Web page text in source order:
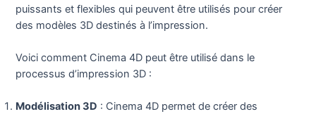
puissants et flexibles qui peuvent être utilisés pour créer
des modèles 3D destinés à l’impression.
Voici comment Cinema 4D peut être utilisé dans le
processus d’impression 3D :
Modélisation 3D : Cinema 4D permet de créer des